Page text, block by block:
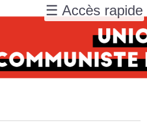
☰ Accès rapide